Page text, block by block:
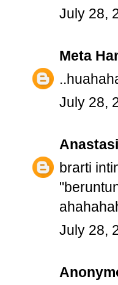
July 28,
Meta
July 28,
brarti
July 28,